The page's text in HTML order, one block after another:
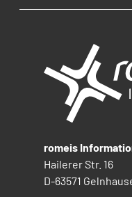
romeis
Hailerer Str. 16
D-63571